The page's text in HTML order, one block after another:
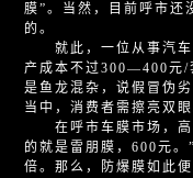
膜”。当然，目前呼市还
的。
就此，一位从事汽车
产成本不过300—400元/
是鱼龙混杂，说假冒伪
当中，消费者需擦亮双眼
在呼市车膜市场，高
的就是雷朋膜，600元
倍。那么，防爆膜如此